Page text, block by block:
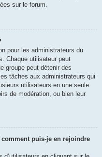
sur le forum.
pour les administrateurs du
Chaque utilisateur peut
groupe peut détenir des
tâches aux administrateurs qui
utilisateurs en une seule
de modération, ou bien leur
puis-je en rejoindre